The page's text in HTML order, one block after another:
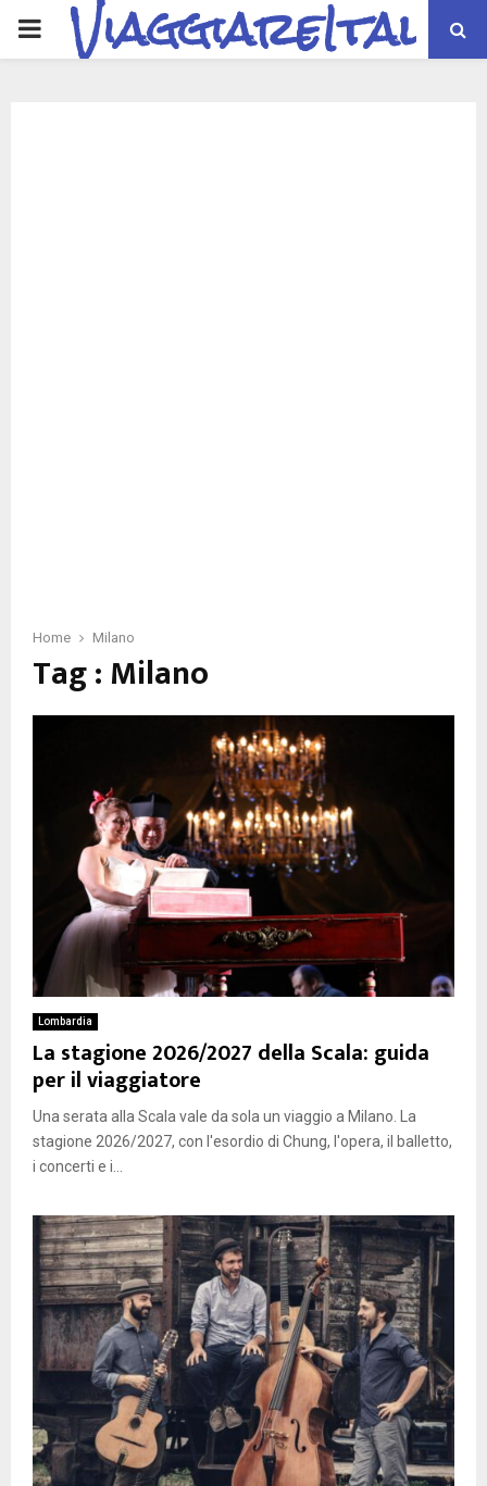
PRIMARYViaggiareItalia
Home Milano
Tag : Milano
Lombardia
La stagione 2026/2027 della Scala: guida
per il viaggiatore
Una serata alla Scala vale da sola un viaggio a Milano. La
stagione 2026/2027, con l'esordio di Chung, l'opera, il balletto,
i concerti e i...